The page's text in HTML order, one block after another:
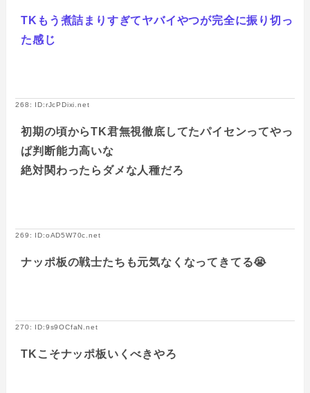
TKもう煮詰まりすぎてヤバイやつが完全に振り切っ
た感じ
268: ID:rJcPDixi.net
初期の頃からTK君無視徹底してたパイセンってやっ
ぱ判断能力高いな
絶対関わったらダメな人種だろ
269: ID:oAD5W70c.net
ナッポ板の戦士たちも元気なくなってきてる😭
270: ID:9s9OCfaN.net
TKこそナッポ板いくべきやろ